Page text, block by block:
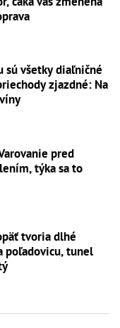
sú všetky diaľničné
zjazdné: Na
pred
týka sa to
tvoria dlhé
poľadovicu, tunel